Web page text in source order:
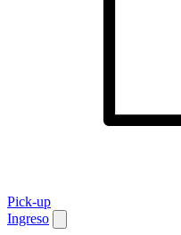
Pick-up
Ingreso